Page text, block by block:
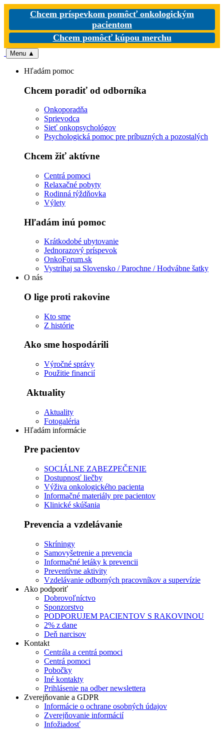
Chcem príspevkom pomôcť onkologickým
pacientom
Chcem pomôcť kúpou merchu
Menu ▲
Hľadám pomoc
Chcem poradiť od odborníka
Onkoporadňa
Sprievodca
Sieť onkopsychológov
Psychologická pomoc pre príbuzných a pozostalých
Chcem žiť aktívne
Centrá pomoci
Relaxačné pobyty
Rodinná týždňovka
Výlety
Hľadám inú pomoc
Krátkodobé ubytovanie
Jednorazový príspevok
OnkoForum.sk
Vystrihaj sa Slovensko / Parochne / Hodvábne šatky
O nás
O lige proti rakovine
Kto sme
Z histórie
Ako sme hospodárili
Výročné správy
Použitie financií
Aktuality
Aktuality
Fotogaléria
Hľadám informácie
Pre pacientov
SOCIÁLNE ZABEZPEČENIE
Dostupnosť liečby
Výživa onkologického pacienta
Informačné materiály pre pacientov
Klinické skúšania
Prevencia a vzdelávanie
Skríningy
Samovyšetrenie a prevencia
Informačné letáky k prevencii
Preventívne aktivity
Vzdelávanie odborných pracovníkov a supervízie
Ako podporiť
Dobrovoľníctvo
Sponzorstvo
PODPORUJEM PACIENTOV S RAKOVINOU
2% z dane
Deň narcisov
Kontakt
Centrála a centrá pomoci
Centrá pomoci
Pobočky
Iné kontakty
Prihlásenie na odber newslettera
Zverejňovanie a GDPR
Informácie o ochrane osobných údajov
Zverejňovanie informácií
Infožiadosť